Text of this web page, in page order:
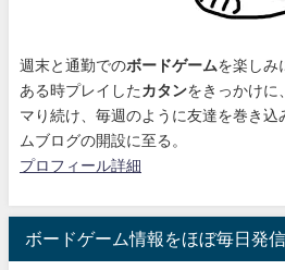
週末と通勤でのボードゲームを楽しみ
ある時プレイした カタンをきっかけに、
マり続け 、毎週のように友達を巻き
ムブログの開設に至る。
プロフィール詳細
ボードゲーム情報をほぼ毎日発信